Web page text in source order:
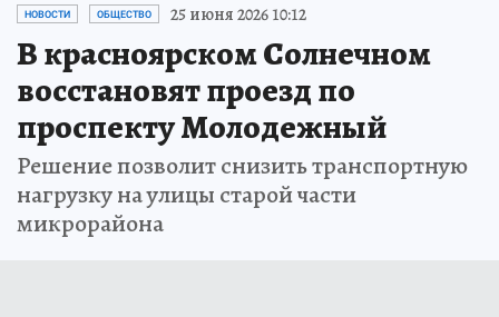
НОВОСТИ ОБЩЕСТВО 25 июня 2026 10:12
В красноярском Солнечном
восстановят проезд по
проспекту Молодежный
Решение позволит снизить транспортную
нагрузку на улицы старой части
микрорайона